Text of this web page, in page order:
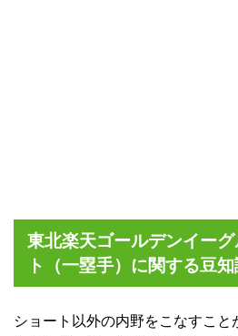
東北楽天ゴールデンイー
ト（一塁手）に関する豆
ショート以外の内野をこなすこと